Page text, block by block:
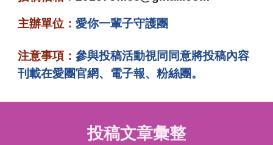
主辦單位：愛你一輩子守護團
注意事項：參與投稿活動視同同意將投稿內容
刊載在愛團官網、電子報、粉絲團。
投稿文章彙整